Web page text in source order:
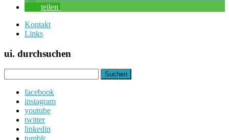
teilen
Kontakt
Links
ui. durchsuchen
nach:
facebook
instagram
youtube
twitter
linkedin